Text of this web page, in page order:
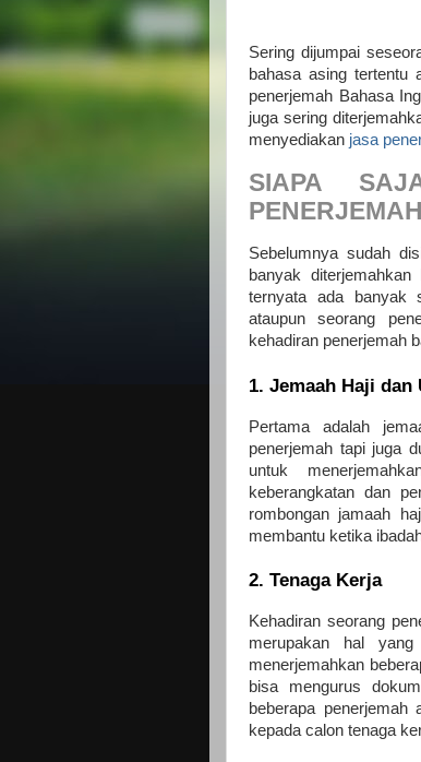
Sering dijumpai
bahasa asing tertentu
penerjemah Bahasa
juga sering
menyediakan jasa
SIAPA
Sebelumnya sudah
banyak
ternyata ada banyak
ataupun seorang
kehadiran penerjemah
1. Jemaah Haji dan
Pertama adalah
penerjemah tapi juga
untuk
keberangkatan dan
rombongan jamaah
membantu ketika
2. Tenaga Kerja
Kehadiran seorang
merupakan hal
menerjemahkan
bisa mengurus
beberapa penerjemah
kepada calon tenaga